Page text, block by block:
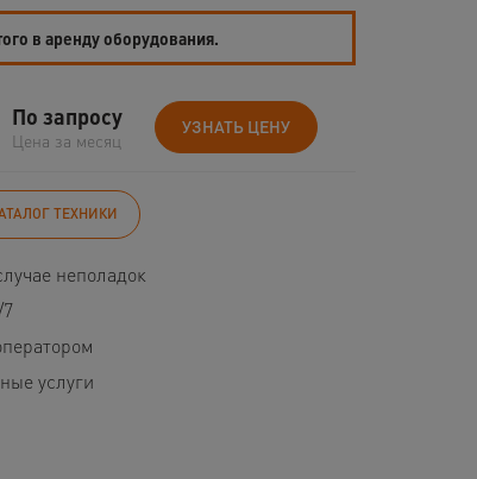
в аренду оборудования.
По запросу
Цена за месяц
УЗНАТЬ ЦЕНУ
ТЕХНИКИ
неполадок
услуги